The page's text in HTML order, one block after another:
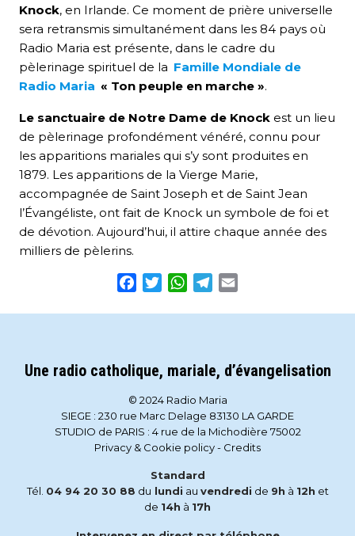
Knock, en Irlande. Ce moment de prière universelle
sera retransmis simultanément dans les 84 pays où
Radio Maria est présente, dans le cadre du
pèlerinage spirituel de la Famille Mondiale de
Radio Maria « Ton peuple en marche ».
Le sanctuaire de Notre Dame de Knock est un lieu
de pèlerinage profondément vénéré, connu pour
les apparitions mariales qui s’y sont produites en
1879. Les apparitions de la Vierge Marie,
accompagnée de Saint Joseph et de Saint Jean
l’Évangéliste, ont fait de Knock un symbole de foi et
de dévotion. Aujourd’hui, il attire chaque année des
milliers de pèlerins.
Facebook
TwitterWhatsApp
Telegram
Une radio catholique, mariale, d’évangelisation
© 2024 Radio Maria
SIEGE : 230 rue Marc Delage 83130 LA GARDE
STUDIO de PARIS : 4 rue de la Michodière 75002
Privacy & Cookie policy- Credits
Standard
Tél. 04 94 20 30 88 du lundi au vendredi de 9h à 12h et
de 14h à 17h